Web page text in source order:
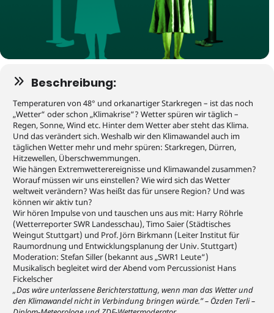
Beschreibung:
Temperaturen von 48° und orkanartiger Starkregen – ist das noch
„Wetter“ oder schon „Klimakrise“? Wetter spüren wir täglich –
Regen, Sonne, Wind etc. Hinter dem Wetter aber steht das Klima.
Und das verändert sich. Weshalb wir den Klimawandel auch im
täglichen Wetter mehr und mehr spüren: Starkregen, Dürren,
Hitzewellen, Überschwemmungen.
Wie hängen Extremwetterereignisse und Klimawandel zusammen?
Worauf müssen wir uns einstellen? Wie wird sich das Wetter
weltweit verändern? Was heißt das für unsere Region? Und was
können wir aktiv tun?
Wir hören Impulse von und tauschen uns aus mit: Harry Röhrle
(Wetterreporter SWR Landesschau), Timo Saier (Städtisches
Weingut Stuttgart) und Prof. Jörn Birkmann (Leiter Institut für
Raumordnung und Entwicklungsplanung der Univ. Stuttgart)
Moderation: Stefan Siller (bekannt aus „SWR1 Leute“)
Musikalisch begleitet wird der Abend vom Percussionist Hans
Fickelscher
„Das wäre unterlassene Berichterstattung, wenn man das Wetter und
den Klimawandel nicht in Verbindung bringen würde.” – Özden Terli –